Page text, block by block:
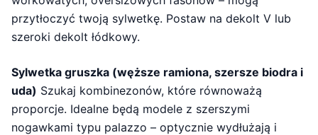
przytłoczyć twoją sylwetkę. Postaw na dekolt V lub
szeroki dekolt łódkowy.
Sylwetka gruszka (węższe ramiona, szersze biodra i
uda) Szukaj kombinezonów, które równoważą
proporcje. Idealne będą modele z szerszymi
nogawkami typu palazzo – optycznie wydłużają i